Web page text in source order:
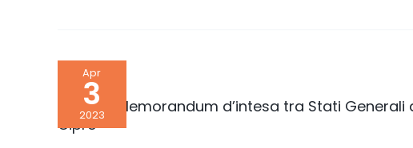
Apr
3
2023
Firmato Memorandum d’intesa tra Stati Generali
Cipro
Firmato
Memorandum
d’intesa
tra
Stati
Generali